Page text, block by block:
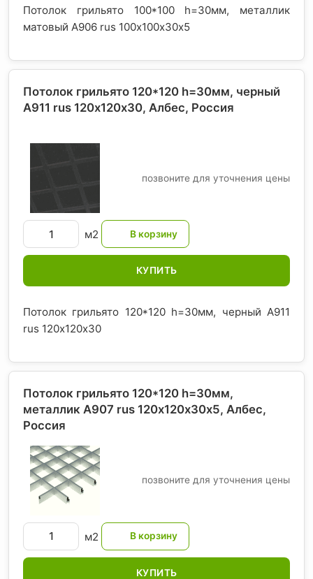
Потолок грильято 100*100 h=30мм, металлик
матовый А906 rus 100х100х30х5
Потолок грильято 120*120 h=30мм, черный
A911 rus 120х120х30, Албес, Россия
позвоните для уточнения цены
м2
КУПИТЬ
Потолок грильято 120*120 h=30мм, черный A911
rus 120х120х30
Потолок грильято 120*120 h=30мм,
металлик А907 rus 120х120х30х5, Албес,
Россия
позвоните для уточнения цены
м2
КУПИТЬ